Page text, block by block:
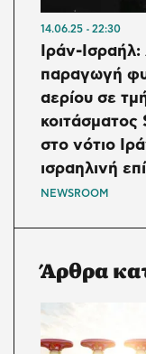
14.06.25 22:30
Ιράν-
παραγωγή
αερίου σε
κοιτάσματος
στο νότιο
ισραηλινή
NEWSROOM
Άρθρα